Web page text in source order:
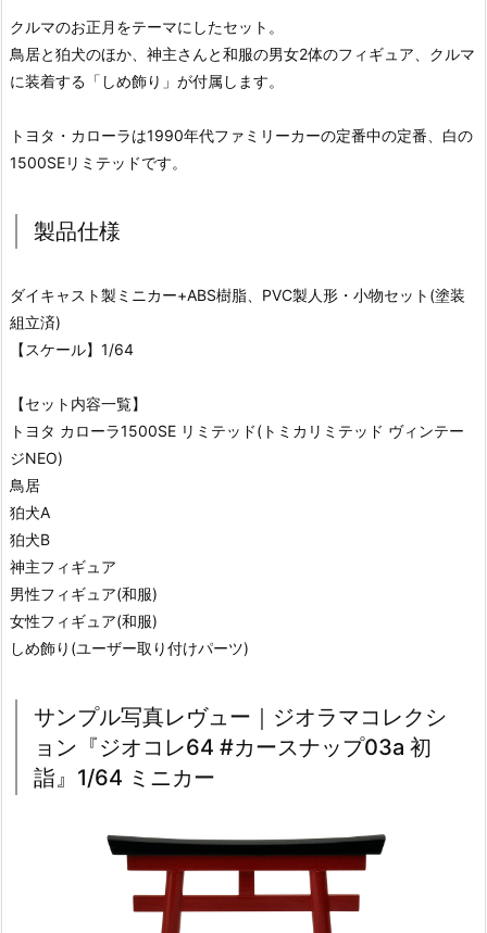
クルマのお正月をテーマにしたセット。
鳥居と狛犬のほか、神主さんと和服の男女2体のフィギュア、クルマ
に装着する「しめ飾り」が付属します。
トヨタ・カローラは1990年代ファミリーカーの定番中の定番、白の
1500SEリミテッドです。
製品仕様
ダイキャスト製ミニカー+ABS樹脂、PVC製人形・小物セット(塗装
組立済)
【スケール】1/64
【セット内容一覧】
トヨタ カローラ1500SE リミテッド(トミカリミテッド ヴィンテー
ジNEO)
鳥居
狛犬A
狛犬B
神主フィギュア
男性フィギュア(和服)
女性フィギュア(和服)
しめ飾り(ユーザー取り付けパーツ)
サンプル写真レヴュー｜ジオラマコレクシ
ョン『ジオコレ64 #カースナップ03a 初
詣』1/64 ミニカー